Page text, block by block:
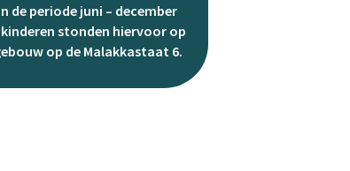
de periode juni – december
stonden hiervoor op
op de Malakkastaat 6.